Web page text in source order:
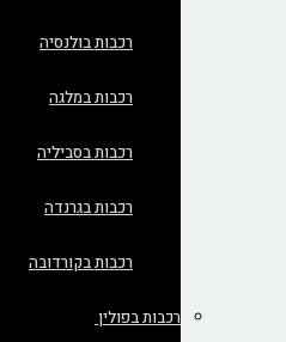
רכבות בולנסיה
רכבות במלגה
רכבות בסביליה
רכבות בגרנדה
רכבות בקורדובה
רכבות בפולין